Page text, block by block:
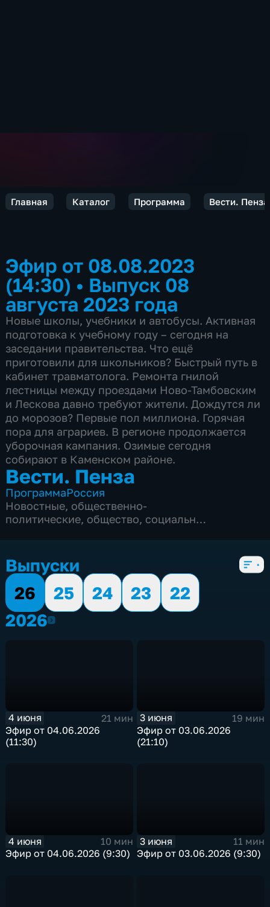
Главная Каталог Программа Вести. Пенза
Эфир от 08.08.2023
(14:30) • Выпуск 08
августа 2023 года
Новые школы, учебники и автобусы. Активная
подготовка к учебному году – сегодня на
заседании правительства. Что ещё
приготовили для школьников? Быстрый путь в
кабинет травматолога. Ремонта гнилой
лестницы между проездами Ново-Тамбовским
и Лескова давно требуют жители. Дождутся ли
до морозов? Первые пол миллиона. Горячая
пора для аграриев. В регионе продолжается
уборочная кампания. Озимые сегодня
собирают в Каменском районе.
Вести. Пенза
ПрограммаРоссия
Новостные, общественно-
политические, общество, социально-
Выпуски
26
25 24 23
22
20262026
4 июня
21 мин
Эфир от 04.06.2026
(11:30)
3 июня
19 мин
Эфир от 03.06.2026
(21:10)
4 июня
10 мин
Эфир от 04.06.2026 (9:30)
3 июня
11 мин
Эфир от 03.06.2026 (9:30)